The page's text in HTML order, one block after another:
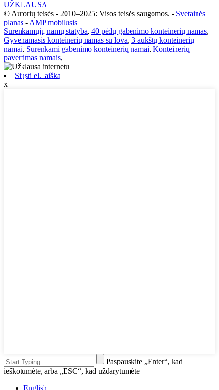
UŽKLAUSA
© Autorių teisės - 2010–2025: Visos teisės saugomos. - Svetainės
planas - AMP mobilusis
Surenkamųjų namų statyba, 40 pėdų gabenimo konteinerių namas,
Gyvenamasis konteinerių namas su lova, 3 aukštų konteinerių
namai, Surenkami gabenimo konteinerių namai, Konteinerių
pavertimas namais,
Siųsti el. laišką
x
Paspauskite „Enter“, kad
ieškotumėte, arba „ESC“, kad uždarytumėte
English